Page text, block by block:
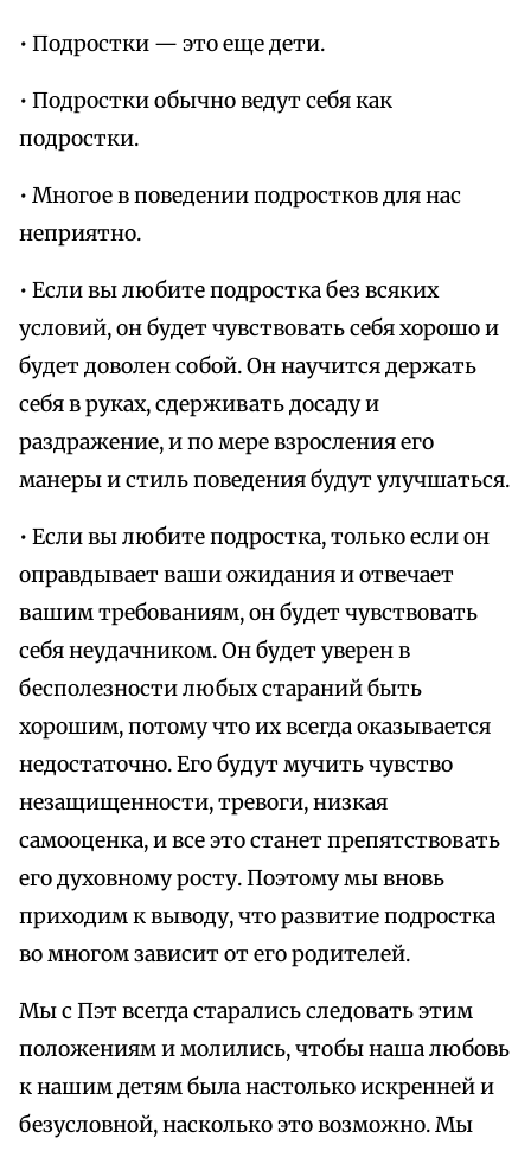
• Подростки — это еще дети.
• Подростки обычно ведут себя как
подростки.
• Многое в поведении подростков для нас
неприятно.
• Если вы любите подростка без всяких
условий, он будет чувствовать себя хорошо и
будет доволен собой. Он научится держать
себя в руках, сдерживать досаду и
раздражение, и по мере взросления его
манеры и стиль поведения будут улучшаться.
• Если вы любите подростка, только если он
оправдывает ваши ожидания и отвечает
вашим требованиям, он будет чувствовать
себя неудачником. Он будет уверен в
бесполезности любых стараний быть
хорошим, потому что их всегда оказывается
недостаточно. Его будут мучить чувство
незащищенности, тревоги, низкая
самооценка, и все это станет препятствовать
его духовному росту. Поэтому мы вновь
приходим к выводу, что развитие подростка
во многом зависит от его родителей.
Мы с Пэт всегда старались следовать этим
положениям и молились, чтобы наша любовь
к нашим детям была настолько искренней и
безусловной, насколько это возможно. Мы